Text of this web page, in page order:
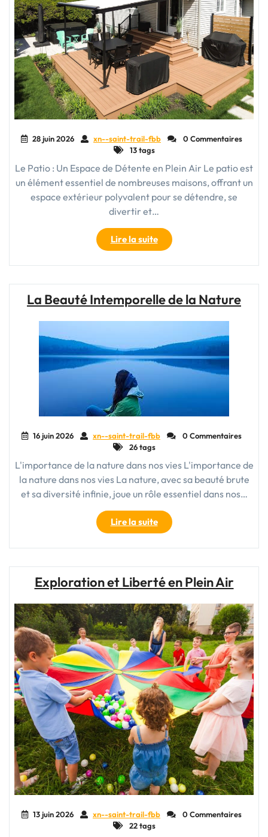
Camping
de
Qualité"
28 juin 2026 xn--saint-trail-fbb
0 Commentaires
13 tags
Le Patio : Un Espace de Détente en Plein Air Le patio est
un élément essentiel de nombreuses maisons, offrant un
espace extérieur polyvalent pour se détendre, se
divertir et…
Lire la suite"Oasis
de
Détente
Votre
un
Coin
de
en
La Beauté Intemporelle de la Nature
16 juin 2026 xn--saint-trail-fbb
0 Commentaires
26 tags
L'importance de la nature dans nos vies L'importance de
la nature dans nos vies La nature, avec sa beauté brute
et sa diversité infinie, joue un rôle essentiel dans nos…
Lire la suite"La
Beauté
Intemporelle
Nature"
Exploration et Liberté en Plein Air
13 juin 2026 xn--saint-trail-fbb
0 Commentaires
22 tags